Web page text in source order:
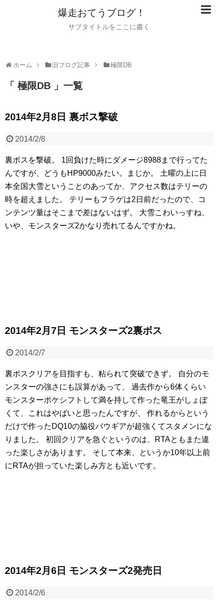
爆走おてうブログ！
サブタイトルをここに書く
ホーム 旧ブログ記事 極限DB
「 極限DB 」一覧
2014年2月8日 裏ボス撃破
2014/2/8
裏ボスを撃破。
1回負けた時にダメージ8988まで行ってた
んですが、どうもHP9000みたい。まじか。
土曜の上に日
本全国大雪ということのあってか、アクセス数はテリーの
時を超えました。
テリーもフラゲは2日前だったので、コ
ンテンツ量はそこまで差はないはず。
大雪こわいっすね、
いや、モンスターズ2かなり売れてるんですかね。
2014年2月7日 モンスターズ2裏ボス
2014/2/7
裏ボスクリアを目指すも、粘られて突破できず。
自分のモ
ンスターの強さにも誤算があって、
過去作から6体くらい
モンスターポケシフトして満を持して作った竜王がしょぼ
くて、これはやばいと思ったんですが、
作れるからという
だけで作ったDQ10の脇役バウギアが超強くてスタメンにな
りました。
初回クリアを急ぐというのは、RTAともまた違
った楽しさがあります。
そして本来、というか10年以上前
にRTAが担っていた楽しみ方とも近いです。
2014年2月6日 モンスターズ2発売日
2014/2/6